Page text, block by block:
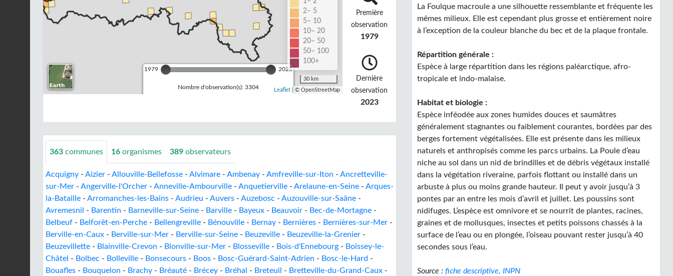
1979 2026
Nombre d'observation(s): 3304
2– 5
5– 10
10– 20
20– 50
50– 100
100+
30 km
Leaflet| © OpenStreetMap
Première
observation
1979
Dernière
observation
2023
363 communes 16 organismes 389 observateurs
Acquigny - Aizier - Allouville-Bellefosse - Alvimare - Ambenay - Amfreville-sur-Iton - Ancretteville-
sur-Mer - Angerville-l'Orcher - Anneville-Ambourville - Anquetierville - Arelaune-en-Seine - Arques-
la-Bataille - Arromanches-les-Bains - Audrieu - Auvers - Auzebosc - Auzouville-sur-Saâne -
Avremesnil
- Barentin - Barneville-sur-Seine - Barville - Bayeux - Beauvoir - Bec-de-Mortagne -
Belbeuf - Belforêt-en-Perche - Bellengreville - Bénouville - Bernay - Bernières - Bernières-sur-Mer -
Berville-en-Caux - Berville-sur-Mer - Berville-sur-Seine - Beuzeville - Beuzeville-la-Grenier -
Beuzevillette - Blainville-Crevon - Blonville-sur-Mer - Blosseville - Bois-d'Ennebourg - Boissey-le-
Châtel - Bolbec - Bolleville - Bonsecours - Boos - Bosc-Guérard-Saint-Adrien - Bosc-le-Hard -
Bouafles - Bouquelon - Brachy - Bréauté - Brécey - Bréhal - Breteuil - Bretteville-du-Grand-Caux -
La Foulque macroule a une silhouette ressemblante et fréquente les
mêmes milieux. Elle est cependant plus grosse et entièrement noire
à l’exception de la couleur blanche du bec et de la plaque frontale.
Répartition générale :
Espèce à large répartition dans les régions paléarctique, afro-
tropicale et indo-malaise.
Habitat et biologie :
Espèce inféodée aux zones humides douces et saumâtres
généralement stagnantes ou faiblement courantes, bordées par des
berges fortement végétalisées. Elle est présente dans les milieux
naturels et anthropisés comme les parcs urbains. La Poule d’eau
niche au sol dans un nid de brindilles et de débris végétaux installé
dans la végétation riveraine, parfois flottant ou installé dans un
arbuste à plus ou moins grande hauteur. Il peut y avoir jusqu’à 3
pontes par an entre les mois d’avril et juillet. Les poussins sont
nidifuges. L’espèce est omnivore et se nourrit de plantes, racines,
graines et de mollusques, insectes et petits poissons chassés à la
surface de l’eau ou en plongée, l’oiseau pouvant rester jusqu’à 40
secondes sous l’eau.
Source :fiche descriptive, INPN